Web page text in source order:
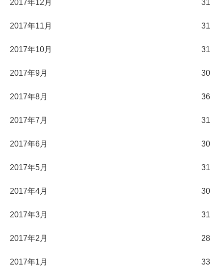
2017年12月 31
2017年11月 31
2017年10月 31
2017年9月 30
2017年8月 36
2017年7月 31
2017年6月 30
2017年5月 31
2017年4月 30
2017年3月 31
2017年2月 28
2017年1月 33